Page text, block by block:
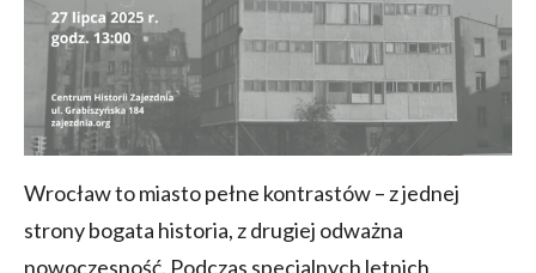
Wrocław to miasto pełne kontrastów – z jednej
strony bogata historia, z drugiej odważna
nowoczesność. Podczas specjalnych letnich